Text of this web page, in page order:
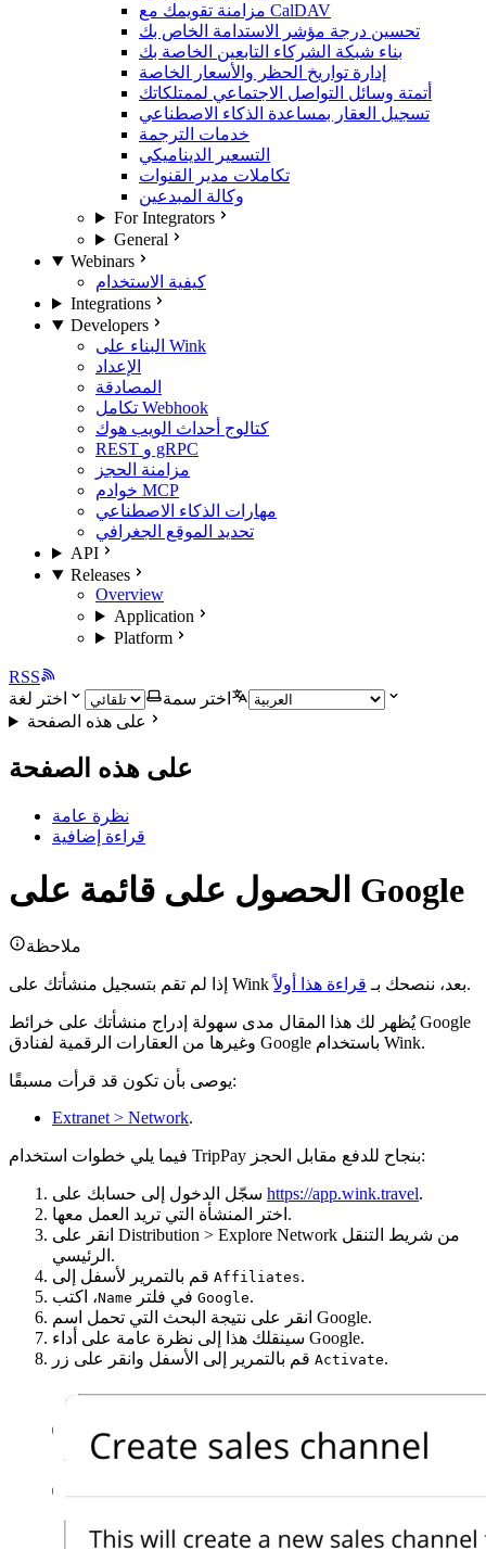
مزامنة تقويمك مع CalDAV
تحسين درجة مؤشر الاستدامة الخاص بك
بناء شبكة الشركاء التابعين الخاصة بك
إدارة تواريخ الحظر والأسعار الخاصة
أتمتة وسائل التواصل الاجتماعي لممتلكاتك
تسجيل العقار بمساعدة الذكاء الاصطناعي
خدمات الترجمة
التسعير الديناميكي
تكاملات مدير القنوات
وكالة المبدعين
For Integrators
General
Webinars
كيفية الاستخدام
Integrations
Developers
البناء على Wink
الإعداد
المصادقة
تكامل Webhook
كتالوج أحداث الويب هوك
REST و gRPC
مزامنة الحجز
خوادم MCP
مهارات الذكاء الاصطناعي
تحديد الموقع الجغرافي
API
Releases
Overview
Application
Platform
RSS
اختر سمة
اختر لغة
على هذه الصفحة
على هذه الصفحة
نظرة عامة
قراءة إضافية
الحصول على قائمة على Google
ملاحظة
إذا لم تقم بتسجيل منشأتك على Wink بعد، ننصحك بـ قراءة هذا أولاً .
يُظهر لك هذا المقال مدى سهولة إدراج منشأتك على خرائط Google
وغيرها من العقارات الرقمية لفنادق Google باستخدام Wink.
يوصى بأن تكون قد قرأت مسبقًا:
Extranet > Network.
فيما يلي خطوات استخدام TripPay بنجاح للدفع مقابل الحجز:
https://app.wink.travel.
اختر المنشأة التي تريد العمل معها.
انقر على Distribution > Explore Network من شريط التنقل
الرئيسي.
Affiliates.
في فلتر
Name Google.
انقر على نتيجة البحث التي تحمل اسم Google.
سينقلك هذا إلى نظرة عامة على أداء Google.
Activate.